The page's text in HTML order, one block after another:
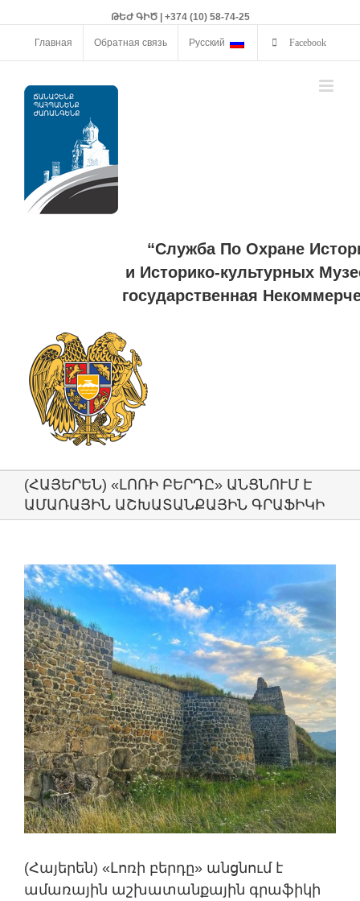
ԹԵԺ ԳԻԾ | +374 (10) 58-74-25
Главная Обратная связь Русский Facebook
“Служба По Охране
и Историко-культурных
государственная
(ՀԱՅԵՐԵՆ) «ԼՈՌԻ ԲԵՐԴԸ» ԱՆՑՆՈՒՄ Է
ԱՄԱՌԱՅԻՆ ԱՇԽԱՏԱՆՔԱՅԻՆ ԳՐԱՖԻԿԻ
View
Larger
Image
(Հայերեն) «Լոռի բերդը» անցնում է
ամառային աշխատանքային գրաֆիկի